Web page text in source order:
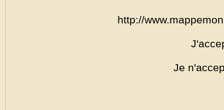
http://
Je